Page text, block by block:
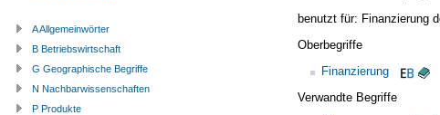
benutzt für: Finanzierung
Oberbegriffe
Finanzierung
Verwandte Begriffe
A Allgemeinwörter
B Betriebswirtschaft
G Geographische Begriffe
N Nachbarwissenschaften
P Produkte